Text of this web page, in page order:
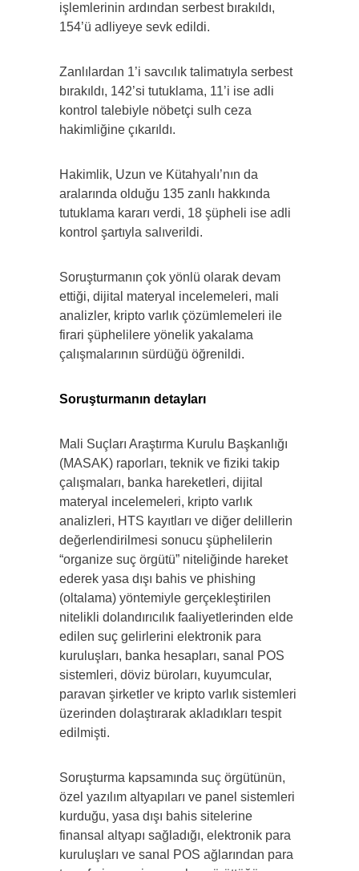
işlemlerinin ardından serbest bırakıldı,
154’ü adliyeye sevk edildi.
Zanlılardan 1’i savcılık talimatıyla serbest
bırakıldı, 142’si tutuklama, 11’i ise adli
kontrol talebiyle nöbetçi sulh ceza
hakimliğine çıkarıldı.
Hakimlik, Uzun ve Kütahyalı’nın da
aralarında olduğu 135 zanlı hakkında
tutuklama kararı verdi, 18 şüpheli ise adli
kontrol şartıyla salıverildi.
Soruşturmanın çok yönlü olarak devam
ettiği, dijital materyal incelemeleri, mali
analizler, kripto varlık çözümlemeleri ile
firari şüphelilere yönelik yakalama
çalışmalarının sürdüğü öğrenildi.
Soruşturmanın detayları
Mali Suçları Araştırma Kurulu Başkanlığı
(MASAK) raporları, teknik ve fiziki takip
çalışmaları, banka hareketleri, dijital
materyal incelemeleri, kripto varlık
analizleri, HTS kayıtları ve diğer delillerin
değerlendirilmesi sonucu şüphelilerin
“organize suç örgütü” niteliğinde hareket
ederek yasa dışı bahis ve phishing
(oltalama) yöntemiyle gerçekleştirilen
nitelikli dolandırıcılık faaliyetlerinden elde
edilen suç gelirlerini elektronik para
kuruluşları, banka hesapları, sanal POS
sistemleri, döviz büroları, kuyumcular,
paravan şirketler ve kripto varlık sistemleri
üzerinden dolaştırarak akladıkları tespit
edilmişti.
Soruşturma kapsamında suç örgütünün,
özel yazılım altyapıları ve panel sistemleri
kurduğu, yasa dışı bahis sitelerine
finansal altyapı sağladığı, elektronik para
kuruluşları ve sanal POS ağlarından para